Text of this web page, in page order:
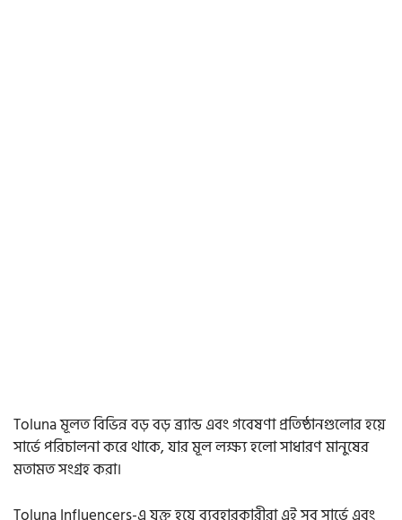
Toluna মূলত বিভিন্ন বড় বড় ব্র্যান্ড এবং গবেষণা প্রতিষ্ঠানগুলোর হয়ে
সার্ভে পরিচালনা করে থাকে, যার মূল লক্ষ্য হলো সাধারণ মানুষের
মতামত সংগ্রহ করা।